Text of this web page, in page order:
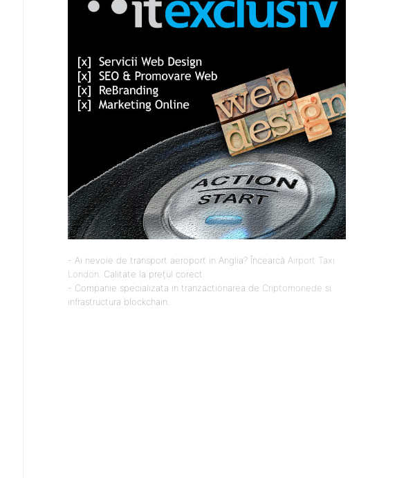
- Ai nevoie de transport aeroport in Anglia? Încearcă Airport Taxi
London . Calitate la prețul corect.
- Companie specializata in tranzactionarea de Criptomonede si
infrastructura blockchain.